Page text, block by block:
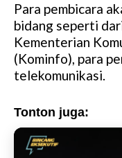
Para pembicara
bidang seperti
Kementerian
(Kominfo), para
telekomunikasi.
Tonton juga: